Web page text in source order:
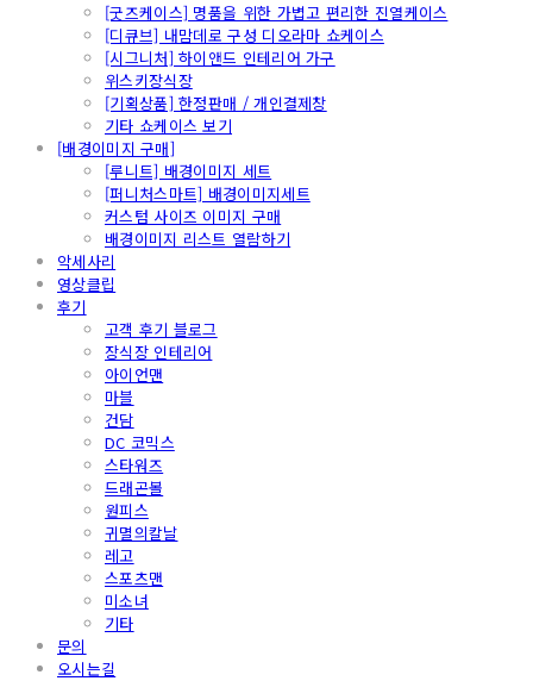
[굿즈케이스] 명품을 위한 가볍고 편리한 진열케이스
[디큐브] 내맘데로 구성 디오라마 쇼케이스
[시그니처] 하이앤드 인테리어 가구
위스키장식장
[기획상품] 한정판매 / 개인결제창
기타 쇼케이스 보기
[배경이미지 구매]
[루니트] 배경이미지 세트
[퍼니처스마트] 배경이미지세트
커스텀 사이즈 이미지 구매
배경이미지 리스트 열람하기
악세사리
영상클립
후기
고객 후기 블로그
장식장 인테리어
아이언맨
마블
건담
DC 코믹스
스타워즈
드래곤볼
원피스
귀멸의칼날
레고
스포츠맨
미소녀
기타
문의
오시는길